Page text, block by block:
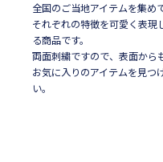
全国のご当地アイテムを集め
それぞれの特徴を可愛く表
る商品です。
両面刺繍ですので、表面から
お気に入りのアイテムを見つ
い。